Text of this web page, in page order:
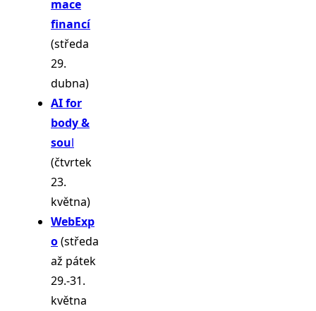
mace
financí
(středa
29.
dubna)
AI for
body &
soul
(čtvrtek
23.
května)
WebExp
o(středa
až pátek
29.-31.
května